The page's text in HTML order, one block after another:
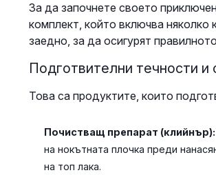
За да започнете своето
комплект, който включва
заедно, за да осигурят
Подготвителни течности и
Това са продуктите, които
Почистващ препарат (клийнър):
на нокътната плочка преди
на топ лака.